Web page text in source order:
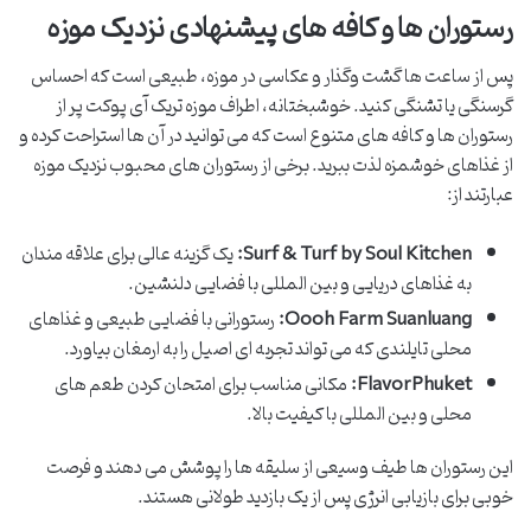
رستوران ها و کافه های پیشنهادی نزدیک موزه
پس از ساعت ها گشت وگذار و عکاسی در موزه، طبیعی است که احساس
گرسنگی یا تشنگی کنید. خوشبختانه، اطراف موزه تریک آی پوکت پر از
رستوران ها و کافه های متنوع است که می توانید در آن ها استراحت کرده و
از غذاهای خوشمزه لذت ببرید. برخی از رستوران های محبوب نزدیک موزه
عبارتند از:
Surf & Turf by Soul Kitchen: یک گزینه عالی برای علاقه مندان
به غذاهای دریایی و بین المللی با فضایی دلنشین.
Oooh Farm Suanluang: رستورانی با فضایی طبیعی و غذاهای
محلی تایلندی که می تواند تجربه ای اصیل را به ارمغان بیاورد.
FlavorPhuket: مکانی مناسب برای امتحان کردن طعم های
محلی و بین المللی با کیفیت بالا.
این رستوران ها طیف وسیعی از سلیقه ها را پوشش می دهند و فرصت
خوبی برای بازیابی انرژی پس از یک بازدید طولانی هستند.